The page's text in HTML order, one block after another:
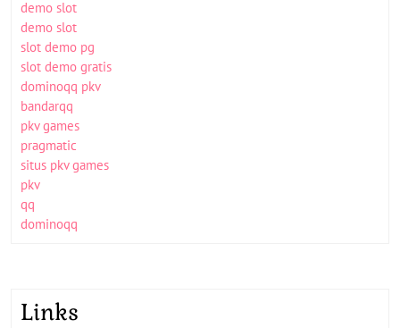
demo slot
demo slot
slot demo pg
slot demo gratis
dominoqq pkv
bandarqq
pkv games
pragmatic
situs pkv games
pkv
qq
dominoqq
Links